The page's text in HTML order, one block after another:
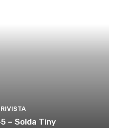
RIVISTA
– Solda Tiny